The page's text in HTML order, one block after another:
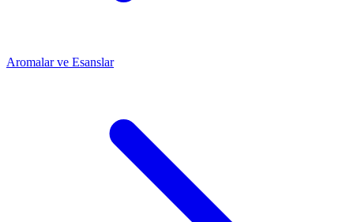
Aromalar ve Esanslar